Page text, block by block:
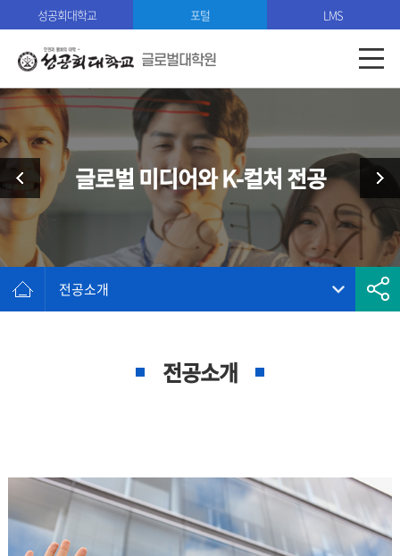
성공회대학교 포털 LMS
글로벌대학원
글로벌 미디어와 K-컬처 전공
전공소개
전공소개